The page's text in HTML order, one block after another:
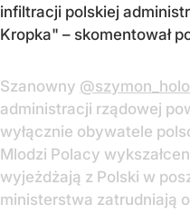
infiltracji polskiej
Kropka" – skomentował
Szanowny
administracji rządowej
wyłącznie obywatele
Mlodzi Polacy
wyjeżdżają z Polski w
ministerstwa zatrudniają